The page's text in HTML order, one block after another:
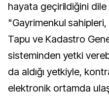
hayata geçirildiğini
"Gayrimenkul sahipleri,
Tapu ve Kadastro
sisteminden yetki
da aldığı yetkiyle,
elektronik ortamda